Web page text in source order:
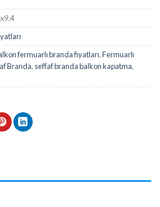
fermuarlı branda fiyatları,Fermuarlı
Branda, seffaf branda balkon kapatma,